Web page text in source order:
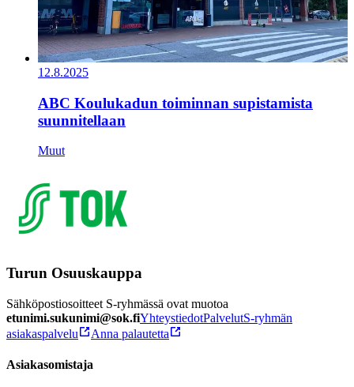
12.8.2025
ABC Koulukadun toiminnan supistamista
suunnitellaan
Muut
Turun Osuuskauppa
Sähköpostiosoitteet S-ryhmässä ovat muotoa
etunimi.sukunimi@sok.fiYhteystiedotPalvelutS-ryhmän
asiakaspalvelu
Anna palautetta
Asiakasomistaja